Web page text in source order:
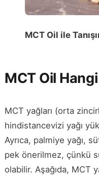
MCT Oil ile
MCT Oil
MCT yağları (orta
hindistancevizi yağı
Ayrıca, palmiye yağı,
pek önerilmez, çünkü
olabilir. Aşağıda, MCT